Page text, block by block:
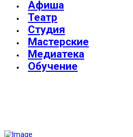
Афиша
Театр
Студия
Мастерские
Медиатека
Обучение